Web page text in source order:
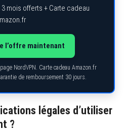
3 mois offerts + Carte cadeau
l’offre maintenant
NordVPN. Carte cadeau Amazon.fr
de remboursement 30 jours.
légales d’utiliser
?